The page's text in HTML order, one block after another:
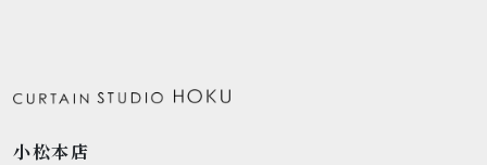
小松本店